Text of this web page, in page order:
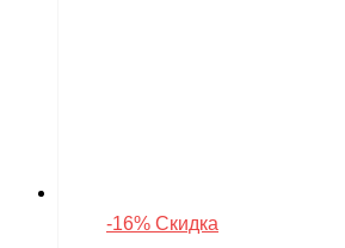
-16% Скидка